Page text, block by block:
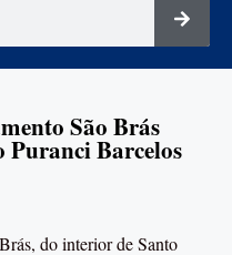
São Brás
Puranci Barcelos
do interior de Santo